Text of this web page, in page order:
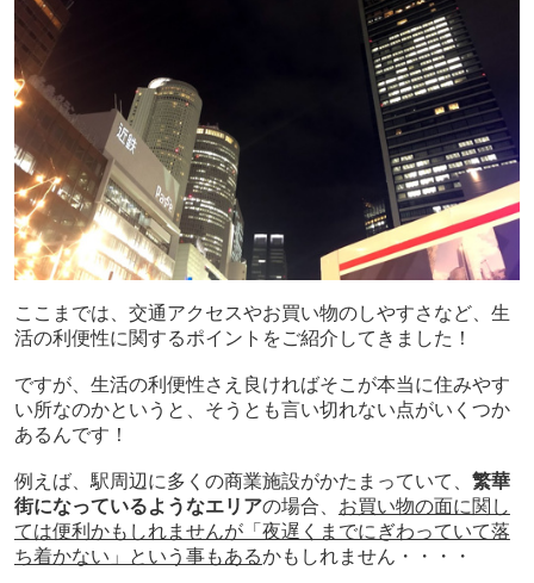
ここまでは、交通アクセスやお買い物のしやすさなど、生
活の利便性に関するポイントをご紹介してきました！
ですが、生活の利便性さえ良ければそこが本当に住みやす
い所なのかというと、そうとも言い切れない点がいくつか
あるんです！
例えば、駅周辺に多くの商業施設がかたまっていて、 繁華
街になっているようなエリアの場合、 お買い物の面に関し
ては便利かもしれませんが「夜遅くまでにぎわっていて落
ち着かない」という事もあるかもしれません・・・・